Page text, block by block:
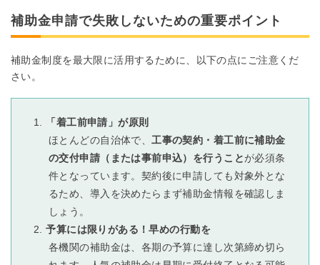
補助金申請で失敗しないための重要ポイント
補助金制度を最大限に活用するために、以下の点にご注意くだ
さい。
「着工前申請」が原則
ほとんどの自治体で、工事の契約・着工前に補助金
の交付申請（または事前申込）を行うことが必須条
件となっています。契約後に申請しても対象外とな
るため、導入を決めたらまず補助金情報を確認しま
しょう。
予算には限りがある！早めの行動を
各機関の補助金は、各期の予算に達し次第締め切ら